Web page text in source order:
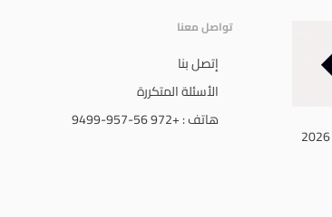
تواصل معنا
إتصل بنا
الأسئلة المتكررة
هاتف : +972 56-957-9499